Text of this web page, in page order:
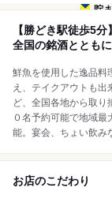
貯
【勝どき駅徒歩5
全国の銘酒ととも
鮮魚を使用した逸品料
え、テイクアウトも
ど、全国各地から取り
０名予約可能で地域
能。宴会、ちょい飲み
お店のこだわり